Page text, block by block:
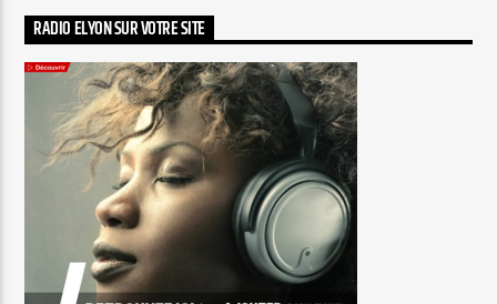
RADIO ELYON SUR VOTRE SITE